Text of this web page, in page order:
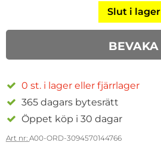
Slut i lager
BEVAKA
0 st. i lager eller fjärrlager
365 dagars bytesrätt
Öppet köp i 30 dagar
Art nr: A00-ORD-3094570144766